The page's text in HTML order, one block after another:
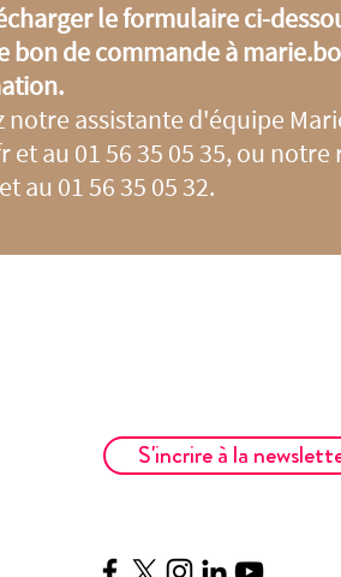
le formulaire ci-
bon de commande à
assistante d'équipe
et au 01 56 35 05 35, ou
et au 01 56 35 05 32.
S'incrire à la